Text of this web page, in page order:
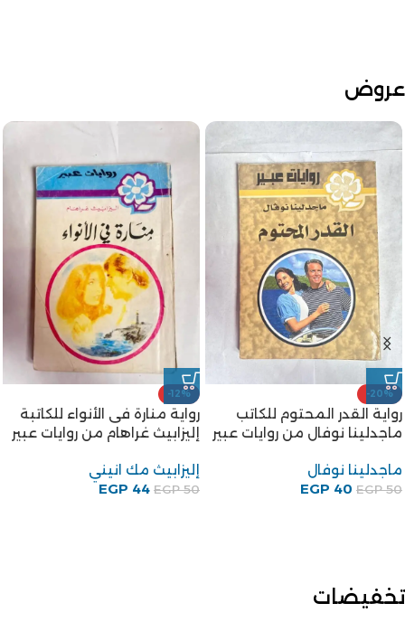
عروض
-20%
رواية القدر المحتوم للكاتب
ماجدلينا نوفال من روايات عبير
ماجدلينا نوفال
EGP50
EGP 40
-12%
رواية منارة فى الأنواء للكاتبة
إليزابيث غراهام من روايات عبير
إليزابيث مك انيني
EGP50
EGP 44
تخفيضات